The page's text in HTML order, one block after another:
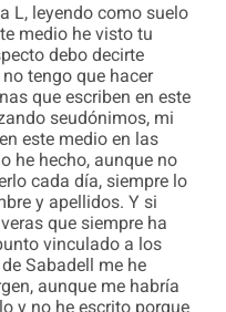
L, leyendo como suelo
medio he visto tu
debo decirte
tengo que hacer
que escriben en este
seudónimos, mi
este medio en las
he hecho, aunque no
cada día, siempre lo
y apellidos. Y si
que siempre ha
vinculado a los
Sabadell me he
aunque me habría
y no he escrito porque